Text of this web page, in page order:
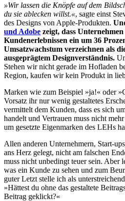
»Wir lassen die Knöpfe auf dem
du sie ablecken willst.«, sagte einst
des Designs von Apple-Produkten.
und Adobe zeigt, dass
Kundenerlebnissen ein um 36
Umsatzwachstum verzeichnen als
ausgeprägtem Designverständnis.
Stehen wir nicht gerade im Hofladen
Region, kaufen wir kein Produkt in
Marken wie zum Beispiel »ja!« oder
Vorsatz ihr nur wenig gestaltetes
vermittelt dem Kunden, dass es sich
handelt und Vertrauen muss nicht
um gesetzte Eigenmarken des LEHs
Allen anderen Unternehmern, Start-
ans Herz gelegt, nicht am falschen
muss nicht unbedingt teuer sein. Aber
was ein Kunde zu sehen und zum
guter Letzt stelle ich als
»Hättest du ohne das gestaltete
Beitrag geklickt?«